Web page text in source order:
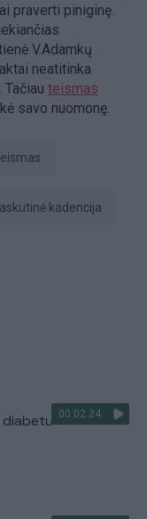
praverti piniginę.
V.Adamkų
neatitinka
teismas
savo nuomonę.
Teismas
Paskutinė kadencija
00:02:24
diabetu